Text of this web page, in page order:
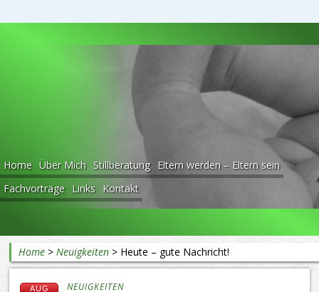
Home Über Mich Stillberatung Eltern werden – Eltern sein
Fachvorträge Links Kontakt
Beratung rund ums Baby
Home >Neuigkeiten > Heute – gute Nachricht!
AUG NEUIGKEITEN